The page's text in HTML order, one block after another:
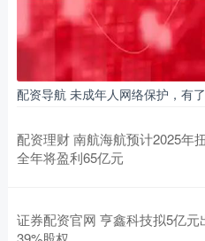
配资导航 未成年人网络保护，有
配资理财 南航海航预计2025年
全年将盈利65亿元
证券配资官网 亨鑫科技拟5亿元